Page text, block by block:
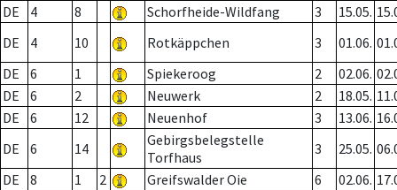
DE
4 8 Schorfheide-Wildfang 3 15.05.
DE
4 10 Rotkäppchen 3 01.06.
DE
6 1 Spiekeroog 2 02.06.
DE
6 2 Neuwerk 2 18.05.
DE
6 12 Neuenhof 3 13.06.
DE
6 14
Gebirgsbelegstelle
Torfhaus
3 25.05.
DE
8 1 2 Greifswalder Oie 6 02.06.